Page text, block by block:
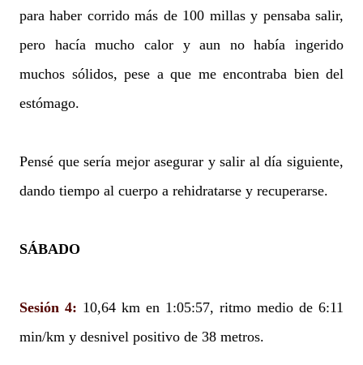
para haber corrido más de 100 millas y pensaba salir,
pero hacía mucho calor y aun no había ingerido
muchos sólidos, pese a que me encontraba bien del
estómago.
Pensé que sería mejor asegurar y salir al día siguiente,
dando tiempo al cuerpo a rehidratarse y recuperarse.
SÁBADO
Sesión 4: 10,64 km en 1:05:57, ritmo medio de 6:11
min/km y desnivel positivo de 38 metros.